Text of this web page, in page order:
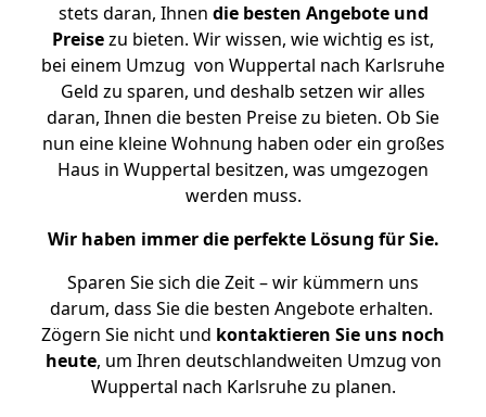
stets daran, Ihnen die besten Angebote und
Preisezu bieten. Wir wissen, wie wichtig es ist,
bei einem Umzug von Wuppertal nach Karlsruhe
Geld zu sparen, und deshalb setzen wir alles
daran, Ihnen die besten Preise zu bieten. Ob Sie
nun eine kleine Wohnung haben oder ein großes
Haus in Wuppertal besitzen, was umgezogen
werden muss.
Wir haben immer die perfekte Lösung für Sie.
Sparen Sie sich die Zeit – wir kümmern uns
darum, dass Sie die besten Angebote erhalten.
Zögern Sie nicht und kontaktieren Sie uns noch
heute, um Ihren deutschlandweiten Umzug von
Wuppertal nach Karlsruhe zu planen.